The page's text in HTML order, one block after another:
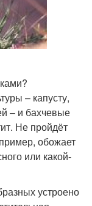
– капусту,
– и бахчевые
Не пройдёт
обожает
или какой-
устроено